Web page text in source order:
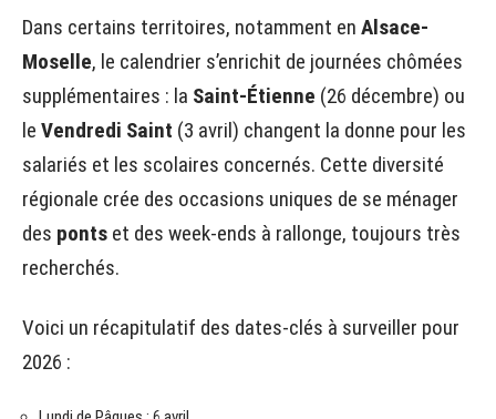
Dans certains territoires, notamment en Alsace-
Moselle, le calendrier s’enrichit de journées chômées
supplémentaires : la Saint-Étienne (26 décembre) ou
le Vendredi Saint (3 avril) changent la donne pour les
salariés et les scolaires concernés. Cette diversité
régionale crée des occasions uniques de se ménager
des ponts et des week-ends à rallonge, toujours très
recherchés.
Voici un récapitulatif des dates-clés à surveiller pour
2026 :